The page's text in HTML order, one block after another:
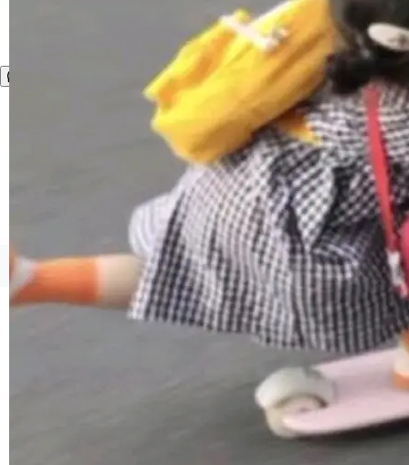
式”为主题，直面AI从实验室走向规模化产业落地
的核心质量命题。会上，《2026智能研发生产力
工具选型手册》发布，Testin云测的Testin XAge
nt智能测试系统入选AI测试领域代表产品。对CI
O而言，这提示了一个转变：AI测试正在从效率
工具升级为企业的质量基础设施。 CIO面对的新
现实 过去两年，CIO们的焦虑清单上多了两项：
一是如何让大模型和智能体应用安全地从PoC走
向生产，二是如何让测试团队跟得上AI应用...
©OSCHINA(OSChina.NET) 京ICP备2025119063号